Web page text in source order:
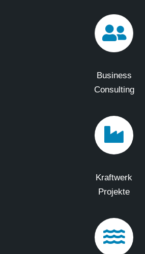
Business
Consulting
Kraftwerk
Projekte